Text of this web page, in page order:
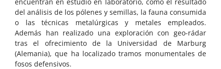
del análisis de los pólenes y semillas, la fauna consumida
o las técnicas metalúrgicas y metales empleados.
Además han realizado una exploración con geo-rádar
tras el ofrecimiento de la Universidad de Marburg
(Alemania), que ha localizado tramos monumentales de
fosos defensivos.